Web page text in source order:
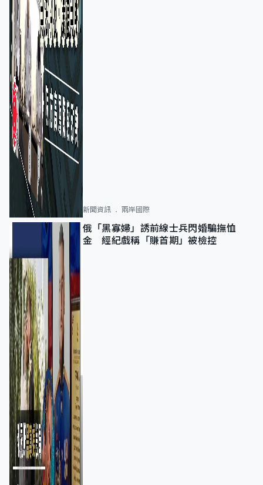
新聞資訊 兩岸國際
俄「黑寡婦」誘前線士兵閃婚騙撫恤
金 經紀戲稱「賺首期」被檢控